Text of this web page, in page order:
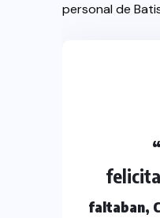
personal de
faltaban,